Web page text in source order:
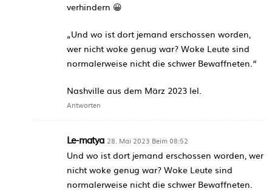
verhindern 😀
„Und wo ist dort jemand erschossen worden,
wer nicht woke genug war? Woke Leute sind
normalerweise nicht die schwer Bewaffneten.“
Nashville aus dem März 2023 lel.
Antworten
Le-matya 28. Mai 2023 Beim 08:52
Und wo ist dort jemand erschossen worden, wer
nicht woke genug war? Woke Leute sind
normalerweise nicht die schwer Bewaffneten.